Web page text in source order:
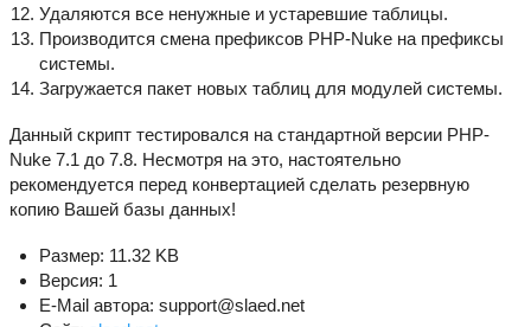
Удаляются все ненужные и устаревшие таблицы.
Производится смена префиксов PHP-Nuke на префиксы
системы.
Загружается пакет новых таблиц для модулей системы.
Данный скрипт тестировался на стандартной версии PHP-
Nuke 7.1 до 7.8. Несмотря на это, настоятельно
рекомендуется перед конвертацией сделать резервную
копию Вашей базы данных!
Размер: 11.32 KB
Версия: 1
E-Mail автора: support@slaed.net